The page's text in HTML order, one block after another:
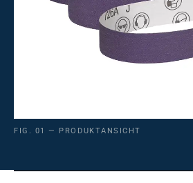
FIG. 01 — PRODUKTANSICHT